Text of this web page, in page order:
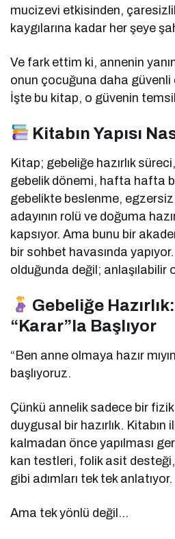
mucizevi etkisinden,
kaygılarına kadar her şeye
Ve fark ettim ki, annenin
onun çocuğuna daha güvenli
İşte bu kitap, o güvenin
Kitabın Yapısı
Kitap; gebeliğe hazırlık
gebelik dönemi, hafta hafta
gebelikte beslenme,
adayının rolü ve doğuma
kapsıyor. Ama bunu bir
bir sohbet havasında
olduğunda değil; anlaşılabilir
Gebeliğe
“Karar”la Başlıyor
“Ben anne olmaya hazır
başlıyoruz.
Çünkü annelik sadece bir
duygusal bir hazırlık. Kitabın
kalmadan önce yapılması
kan testleri, folik asit desteği,
gibi adımları tek tek anlatıyor.
Ama tek yönlü değil…